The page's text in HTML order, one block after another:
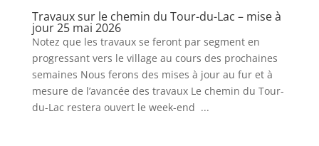
Travaux sur le chemin du Tour-du-Lac – mise à
jour 25 mai 2026
Notez que les travaux se feront par segment en
progressant vers le village au cours des prochaines
semaines Nous ferons des mises à jour au fur et à
mesure de l’avancée des travaux Le chemin du Tour-
du-Lac restera ouvert le week-end ...